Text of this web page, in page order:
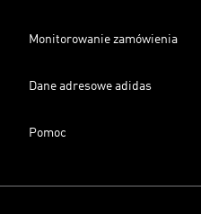
Monitorowanie zamówienia
Dane adresowe adidas
Pomoc